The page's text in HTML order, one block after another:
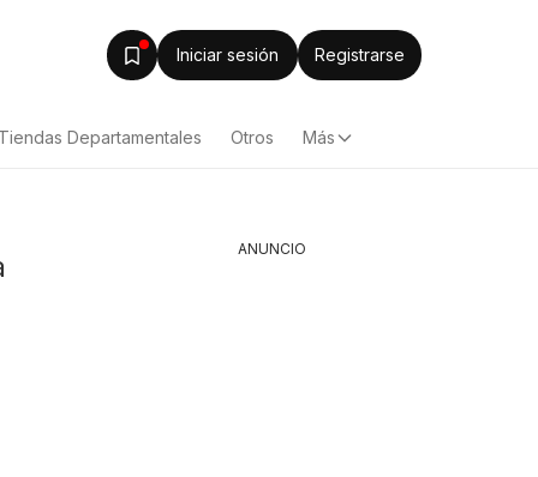
Iniciar sesión Registrarse
Tiendas Departamentales Otros Más
ANUNCIO